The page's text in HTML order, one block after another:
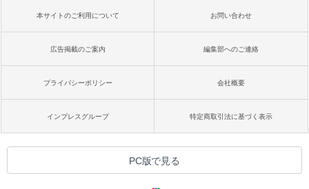
本サイトのご利用について お問い合わせ
広告掲載のご案内 編集部へのご連絡
プライバシーポリシー 会社概要
インプレスグループ 特定商取引法に基づく表示
PC版で見る